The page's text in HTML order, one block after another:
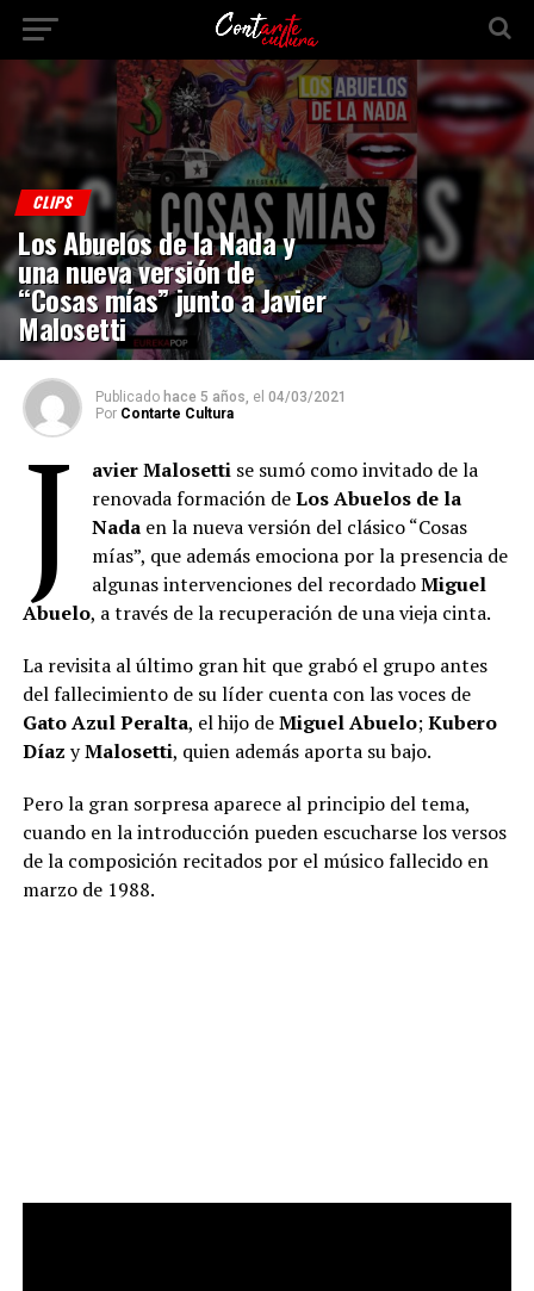
CLIPS
Los Abuelos de la Nada y
una nueva versión de
“Cosas mías” junto a Javier
Malosetti
Publicado hace 5 años, el 04/03/2021
Por Contarte Cultura
J avier Malosetti se sumó como invitado de la
renovada formación deLos Abuelos de la
Nada en la nueva versión del clásico “Cosas
mías”, que además emociona por la presencia de
algunas intervenciones del recordadoMiguel
Abuelo, a través de la recuperación de una vieja cinta.
La revisita al último gran hit que grabó el grupo antes
del fallecimiento de su líder cuenta con las voces de
Gato Azul Peralta, el hijo deMiguel Abuelo;Kubero
Díaz yMalosetti, quien además aporta su bajo.
Pero la gran sorpresa aparece al principio del tema,
cuando en la introducción pueden escucharse los versos
de la composición recitados por el músico fallecido en
marzo de 1988.